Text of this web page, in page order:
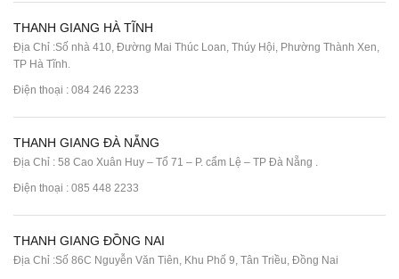
THANH GIANG HÀ TĨNH
Địa Chỉ :Số nhà 410, Đường Mai Thúc Loan, Thúy Hội, Phường Thành Xen,
TP Hà Tĩnh.
Điện thoại : 084 246 2233
THANH GIANG ĐÀ NẴNG
Địa Chỉ : 58 Cao Xuân Huy – Tổ 71 – P. cẩm Lệ – TP Đà Nẵng .
Điện thoại : 085 448 2233
THANH GIANG ĐỒNG NAI
Địa Chỉ :Số 86C Nguyễn Văn Tiên, Khu Phố 9, Tân Triều, Đồng Nai